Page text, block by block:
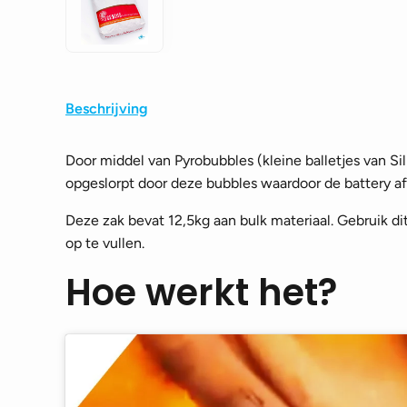
Beschrijving
Door middel van Pyrobubbles (kleine balletjes van
opgeslorpt door deze bubbles waardoor de battery
Deze zak bevat 12,5kg aan bulk materiaal. Gebruik
op te vullen.
Hoe werkt het?